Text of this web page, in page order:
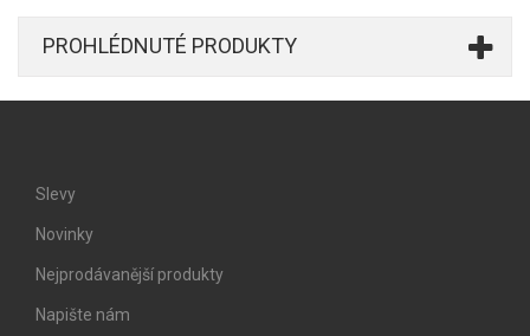
PROHLÉDNUTÉ PRODUKTY
Slevy
Novinky
Nejprodávanější produkty
Napište nám